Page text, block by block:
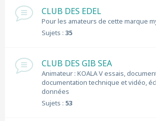
CLUB DES EDEL
Pour les amateurs de cette marque
Sujets : 35
CLUB DES GIB SEA
Animateur : KOALA V essais,
documentation technique et vidéo,
données
Sujets : 53